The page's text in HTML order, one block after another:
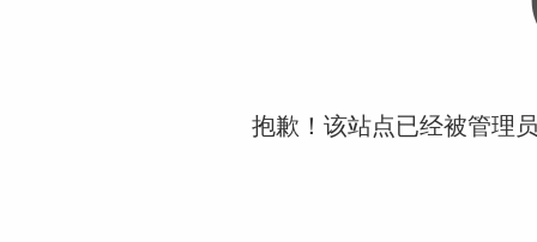
抱歉！该站点已经被管理